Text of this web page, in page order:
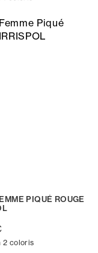
PIQUÉ ROUGE
2 coloris